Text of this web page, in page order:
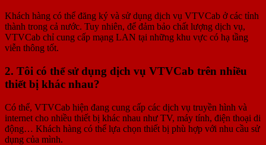
Khách hàng có thể đăng ký và sử dụng dịch vụ VTVCab ở các tỉnh
thành trong cả nước. Tuy nhiên, để đảm bảo chất lượng dịch vụ,
VTVCab chỉ cung cấp mạng LAN tại những khu vực có hạ tầng
viễn thông tốt.
2. Tôi có thể sử dụng dịch vụ VTVCab trên nhiều
thiết bị khác nhau?
Có thể, VTVCab hiện đang cung cấp các dịch vụ truyền hình và
internet cho nhiều thiết bị khác nhau như TV, máy tính, điện thoại di
động… Khách hàng có thể lựa chọn thiết bị phù hợp với nhu cầu sử
dụng của mình.